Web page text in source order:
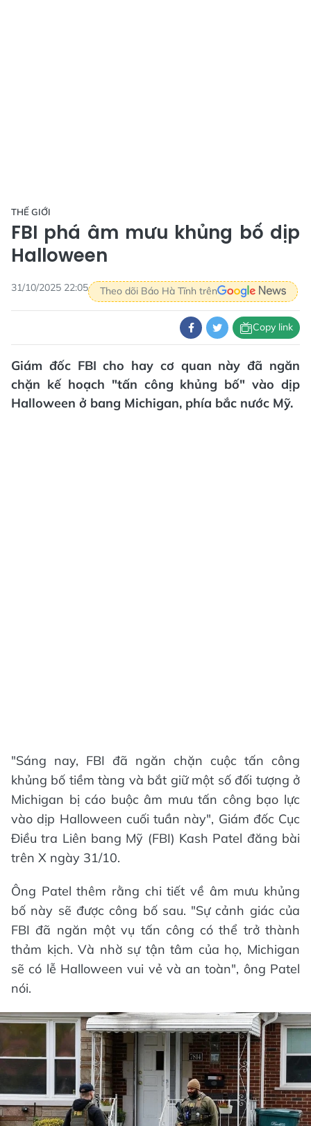
THẾ GIỚI
FBI phá âm mưu khủng bố dịp
Halloween
31/10/2025 22:05 Theo dõi Báo Hà Tĩnh trên
Copy link
Giám đốc FBI cho hay cơ quan này đã ngăn
chặn kế hoạch "tấn công khủng bố" vào dịp
Halloween ở bang Michigan, phía bắc nước Mỹ.
"Sáng nay, FBI đã ngăn chặn cuộc tấn công
khủng bố tiềm tàng và bắt giữ một số đối tượng ở
Michigan bị cáo buộc âm mưu tấn công bạo lực
vào dịp Halloween cuối tuần này", Giám đốc Cục
Điều tra Liên bang Mỹ (FBI) Kash Patel đăng bài
trên X ngày 31/10.
Ông Patel thêm rằng chi tiết về âm mưu khủng
bố này sẽ được công bố sau. "Sự cảnh giác của
FBI đã ngăn một vụ tấn công có thể trở thành
thảm kịch. Và nhờ sự tận tâm của họ, Michigan
sẽ có lễ Halloween vui vẻ và an toàn", ông Patel
nói.